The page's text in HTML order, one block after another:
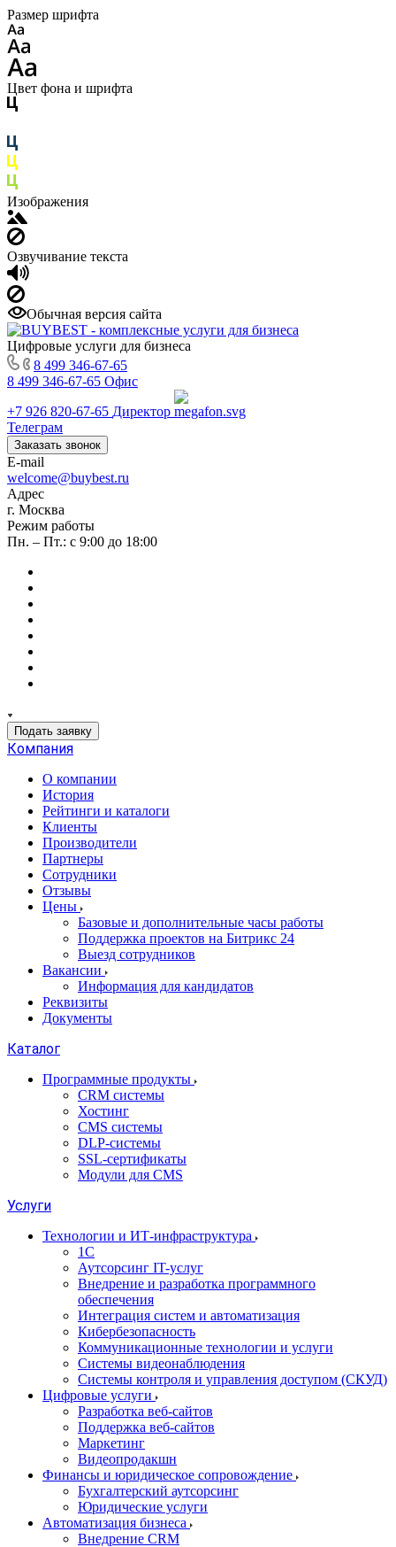
Размер шрифта
Цвет фона и шрифта
Изображения
Озвучивание текста
Обычная версия сайта
Цифровые услуги для бизнеса
8 499 346-67-65
8 499 346-67-65 Офис
+7 926 820-67-65 Директор
Телеграм
Заказать звонок
E-mail
welcome@buybest.ru
Адрес
г. Москва
Режим работы
Пн. – Пт.: с 9:00 до 18:00
Подать заявку
Компания
О компании
История
Рейтинги и каталоги
Клиенты
Производители
Партнеры
Сотрудники
Отзывы
Цены
Базовые и дополнительные часы работы
Поддержка проектов на Битрикс 24
Выезд сотрудников
Вакансии
Информация для кандидатов
Реквизиты
Документы
Каталог
Программные продукты
CRM системы
Хостинг
CMS системы
DLP‑системы
SSL-сертификаты
Модули для CMS
Услуги
Технологии и ИТ-инфраструктура
1С
Аутсорсинг IT-услуг
Внедрение и разработка программного
обеспечения
Интеграция систем и автоматизация
Кибербезопасность
Коммуникационные технологии и услуги
Системы видеонаблюдения
Системы контроля и управления доступом (СКУД)
Цифровые услуги
Разработка веб-сайтов
Поддержка веб-сайтов
Маркетинг
Видеопродакшн
Финансы и юридическое сопровождение
Бухгалтерский аутсорсинг
Юридические услуги
Автоматизация бизнеса
Внедрение CRM